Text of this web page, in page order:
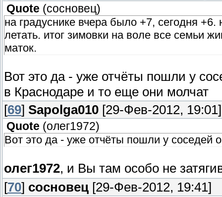
Quote (сосновец)
на градуснике вчера было +7, сегодня
летать. итог зимовки на воле все семьи
маток.
Вот это да - уже отчёты пошли у
в Краснодаре и то еще они молчат
[69] Sapolga010 [29-Фев-2012, 19:01]
Quote (олег1972)
Вот это да - уже отчёты пошли у соседей
олег1972, и Вы там особо не
[70] сосновец [29-Фев-2012, 19:41]